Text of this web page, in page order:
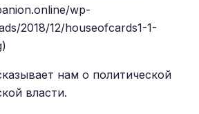
wp-
2018/12/houseofcards1-1-
нам о политической
власти.